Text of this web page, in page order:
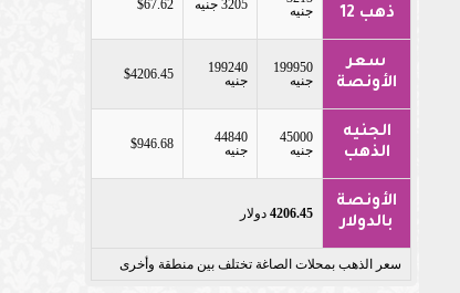
ذهب 12
جنيه
3205 جنيه $67.62
سعر
الأونصة
199950
جنيه
199240
جنيه
$4206.45
الجنيه
الذهب
45000
جنيه
44840
جنيه
$946.68
الأونصة
بالدولار
4206.45 دولار
سعر الذهب بمحلات الصاغة تختلف بين منطقة وأخرى